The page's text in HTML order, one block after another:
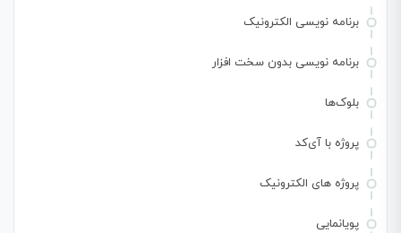
برنامه نویسی الکترونیک
برنامه نویسی بدون سخت افزار
بلوک‌ها
پروژه با آی‌کد
پروژه های الکترونیک
پویانمایی